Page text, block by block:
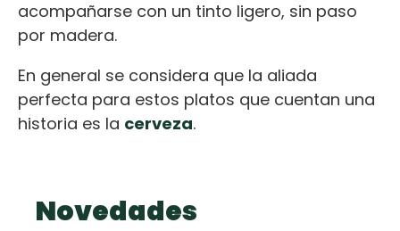
acompañarse con un tinto ligero, sin paso
por madera.
En general se considera que la aliada
perfecta para estos platos que cuentan una
historia es la cerveza.
Novedades